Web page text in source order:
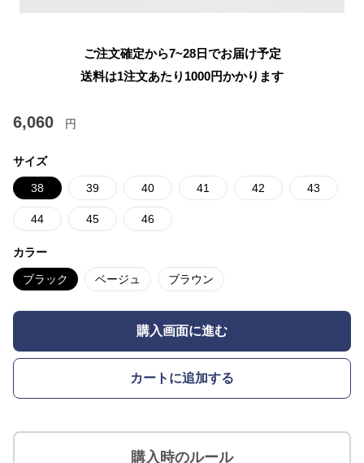
ご注文確定から7~28日でお届け予定
送料は1注文あたり 1000円かかります
6,060 円
サイズ
38 39 40 41 42 43
44 45 46
カラー
ブラック ベージュ ブラウン
購入画面に進む
カートに追加する
購入時のルール